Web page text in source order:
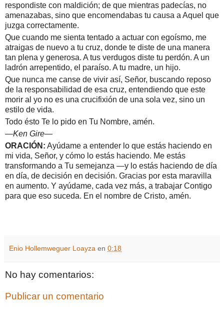
respondiste con maldición; de que mientras padecías, no
amenazabas, sino que encomendabas tu causa a Aquel que
juzga correctamente.
Que cuando me sienta tentado a actuar con egoísmo, me
atraigas de nuevo a tu cruz, donde te diste de una manera
tan plena y generosa. A tus verdugos diste tu perdón. A un
ladrón arrepentido, el paraíso. A tu madre, un hijo.
Que nunca me canse de vivir así, Señor, buscando reposo
de la responsabilidad de esa cruz, entendiendo que este
morir al yo no es una crucifixión de una sola vez, sino un
estilo de vida.
Todo ésto Te lo pido en Tu Nombre, amén.
—Ken Gire—
ORACIÓN: Ayúdame a entender lo que estás haciendo en
mi vida, Señor, y cómo lo estás haciendo. Me estás
transformando a Tu semejanza —y lo estás haciendo de día
en día, de decisión en decisión. Gracias por esta maravilla
en aumento. Y ayúdame, cada vez más, a trabajar Contigo
para que eso suceda. En el nombre de Cristo, amén.
Enio Hollemweguer Loayza en 0:18
No hay comentarios:
Publicar un comentario